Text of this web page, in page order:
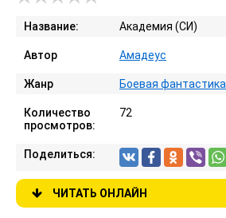
Название: Академия (СИ)
Автор Амадеус
Жанр Боевая фантастика
Количество
просмотров:
72
Поделиться:
ЧИТАТЬ ОНЛАЙН